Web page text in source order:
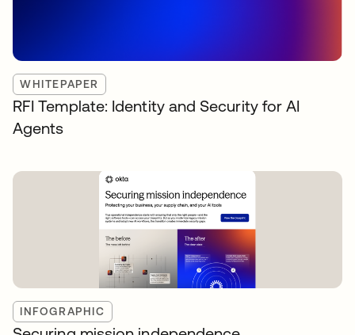
WHITEPAPER
RFI Template: Identity and Security for AI
Agents
INFOGRAPHIC